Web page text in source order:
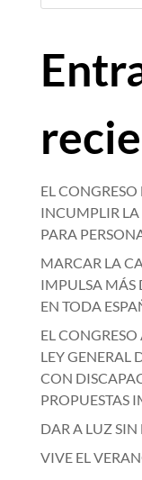
EL
INCUMPLIR LA
PARA
MARCAR LA
IMPULSA MÁS
EN TODA
EL
LEY GENERAL
CON
PROPUESTAS
DAR A LUZ SIN
VIVE EL